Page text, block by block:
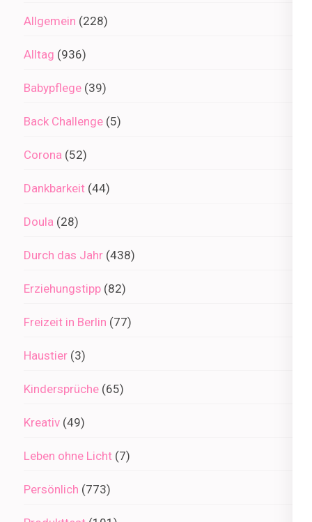
Allgemein (228)
Alltag (936)
Babypflege (39)
Back Challenge (5)
Corona (52)
Dankbarkeit (44)
Doula (28)
Durch das Jahr (438)
Erziehungstipp (82)
Freizeit in Berlin (77)
Haustier (3)
Kindersprüche (65)
Kreativ (49)
Leben ohne Licht (7)
Persönlich (773)